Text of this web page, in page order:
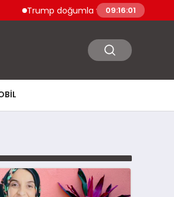
Trump doğumla vatandaşlık ve doğum
09:16:02